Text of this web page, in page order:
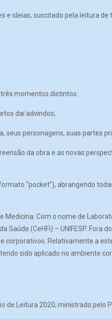
ideias, suscitado pela leitura
momentos distintos:
daí advindos;
personagens, suas partes
da obra e as novas
“pocket”), abrangendo
Com o nome de
(CeHFi) – UNIFESP. Fora
corporativos. Relativamente a
sido aplicado no ambiente
Leitura 2020, ministrado pelo